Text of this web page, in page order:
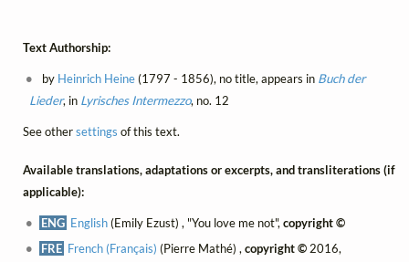
Text Authorship:
by Heinrich Heine(1797 - 1856), no title, appears in Buch der
Lieder, in Lyrisches Intermezzo, no. 12
See othersettings of this text.
Available translations, adaptations or excerpts, and transliterations (if
applicable):
ENG English(Emily Ezust) , "You love me not",copyright ©
FRE French (Français) (Pierre Mathé) ,copyright ©2016,